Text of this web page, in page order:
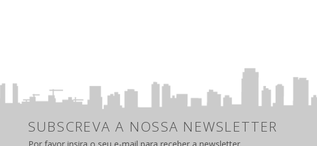
SUBSCREVA A NOSSA NEWSLETTER